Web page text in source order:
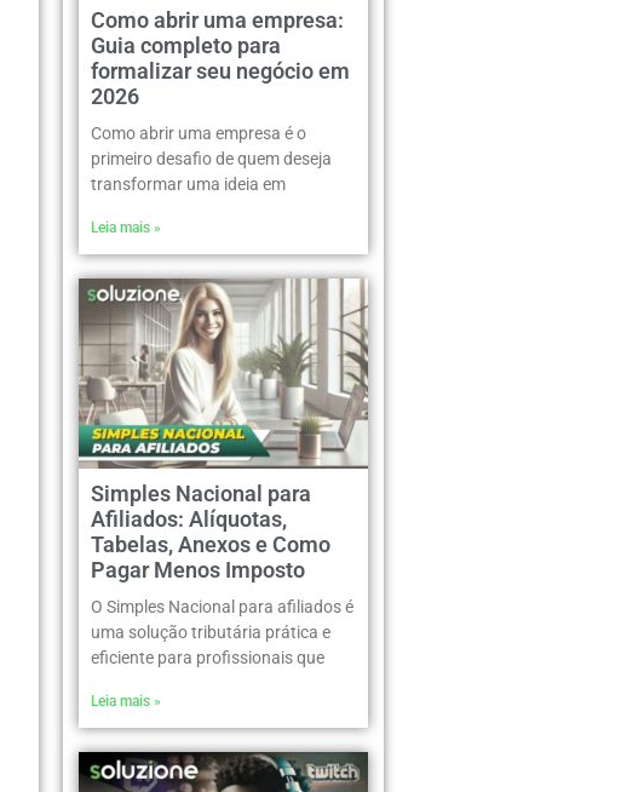
Como abrir uma empresa:
Guia completo para
formalizar seu negócio em
2026
Como abrir uma empresa é o
primeiro desafio de quem deseja
transformar uma ideia em
Leia mais »
Simples Nacional para
Afiliados: Alíquotas,
Tabelas, Anexos e Como
Pagar Menos Imposto
O Simples Nacional para afiliados é
uma solução tributária prática e
eficiente para profissionais que
Leia mais »